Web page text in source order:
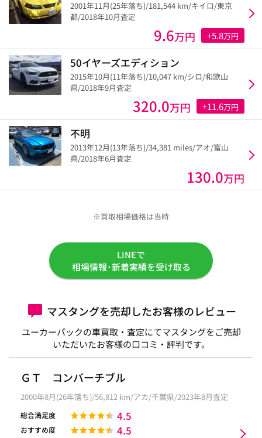
2001年11月(25年落ち)/181,544 km/キイロ/東京
都/2018年10月査定
9.6万円 +5.8万円
50イヤーズエディション
2015年10月(11年落ち)/10,047 km/シロ/和歌山
県/2018年9月査定
320.0万円 +11.6万円
不明
2013年12月(13年落ち)/34,381 miles/アオ/富山
県/2018年6月査定
130.0万円
※買取相場価格は当時
LINEで
相場情報･新着実績を受け取る
マスタングを売却したお客様のレビュー
ユーカーパックの車買取・査定にてマスタングをご売却
いただいたお客様の口コミ・評判です。
ＧＴ コンバーチブル
2000年8月(26年落ち)/56,812 km/アカ/千葉県/2023年8月査定
総合満足度 4.5
おすすめ度 4.5